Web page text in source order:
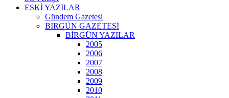
ESKİ YAZILAR
Gündem Gazetesi
BİRGÜN GAZETESİ
BİRGÜN YAZILAR
2005
2006
2007
2008
2009
2010